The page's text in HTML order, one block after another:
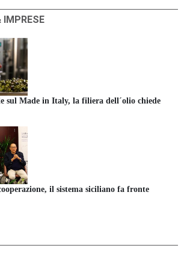
IMPRESE
sul Made in Italy, la filiera dell´olio chiede
il sistema siciliano fa fronte